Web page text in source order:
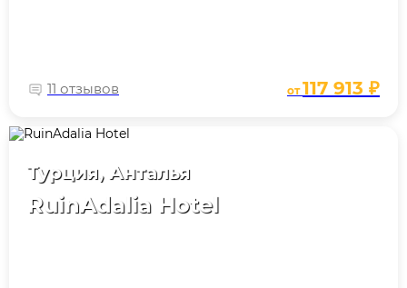
11 отзывов от117 913 ₽
Турция, Анталья
RuinAdalia Hotel